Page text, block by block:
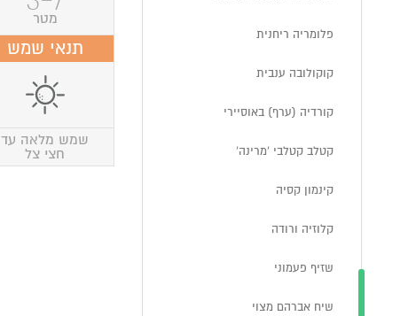
פלומריה ריחנית
קוקולובה ענבית
קורדיה (ערף) באוסיירי
קטלב קטלבי 'מרינה'
קינמון קסיה
קלוזיה ורודה
שזיף פעמוני
שיח אברהם מצוי
מטר
תנאי שמש
שמש מלאה עד
חצי צל